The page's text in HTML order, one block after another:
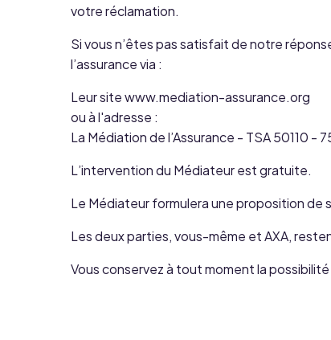
votre réclamation.
Si vous n’êtes pas satisfait de notre
l’assurance via :
Leur sitewww.mediation-assurance.org
ou à l'adresse :
La Médiation de l’Assurance - TSA 50110 -
L’intervention du Médiateur est gratuite.
Le Médiateur formulera une proposition de
Les deux parties, vous-même et AXA,
Vous conservez à tout moment la